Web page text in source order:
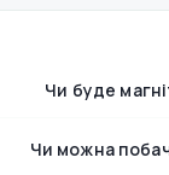
Чи буде
Чи можна